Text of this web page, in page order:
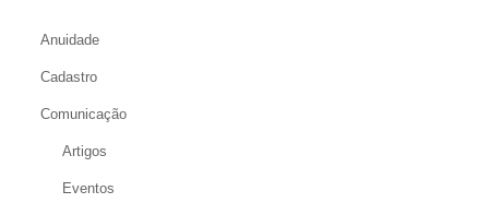
Anuidade
Cadastro
Comunicação
Artigos
Eventos